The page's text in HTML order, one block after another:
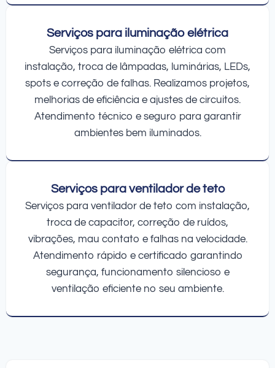
Serviços para iluminação elétrica
Serviços para iluminação elétrica com
instalação, troca de lâmpadas, luminárias, LEDs,
spots e correção de falhas. Realizamos projetos,
melhorias de eficiência e ajustes de circuitos.
Atendimento técnico e seguro para garantir
ambientes bem iluminados.
Serviços para ventilador de teto
Serviços para ventilador de teto com instalação,
troca de capacitor, correção de ruídos,
vibrações, mau contato e falhas na velocidade.
Atendimento rápido e certificado garantindo
segurança, funcionamento silencioso e
ventilação eficiente no seu ambiente.